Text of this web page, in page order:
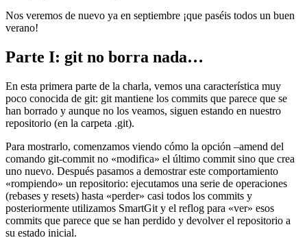
Nos veremos de nuevo ya en septiembre ¡que paséis todos un buen
verano!
Parte I: git no borra nada…
En esta primera parte de la charla, vemos una característica muy
poco conocida de git: git mantiene los commits que parece que se
han borrado y aunque no los veamos, siguen estando en nuestro
repositorio (en la carpeta .git).
Para mostrarlo, comenzamos viendo cómo la opción –amend del
comando git-commit no «modifica» el último commit sino que crea
uno nuevo. Después pasamos a demostrar este comportamiento
«rompiendo» un repositorio: ejecutamos una serie de operaciones
(rebases y resets) hasta «perder» casi todos los commits y
posteriormente utilizamos SmartGit y el reflog para «ver» esos
commits que parece que se han perdido y devolver el repositorio a
su estado inicial.